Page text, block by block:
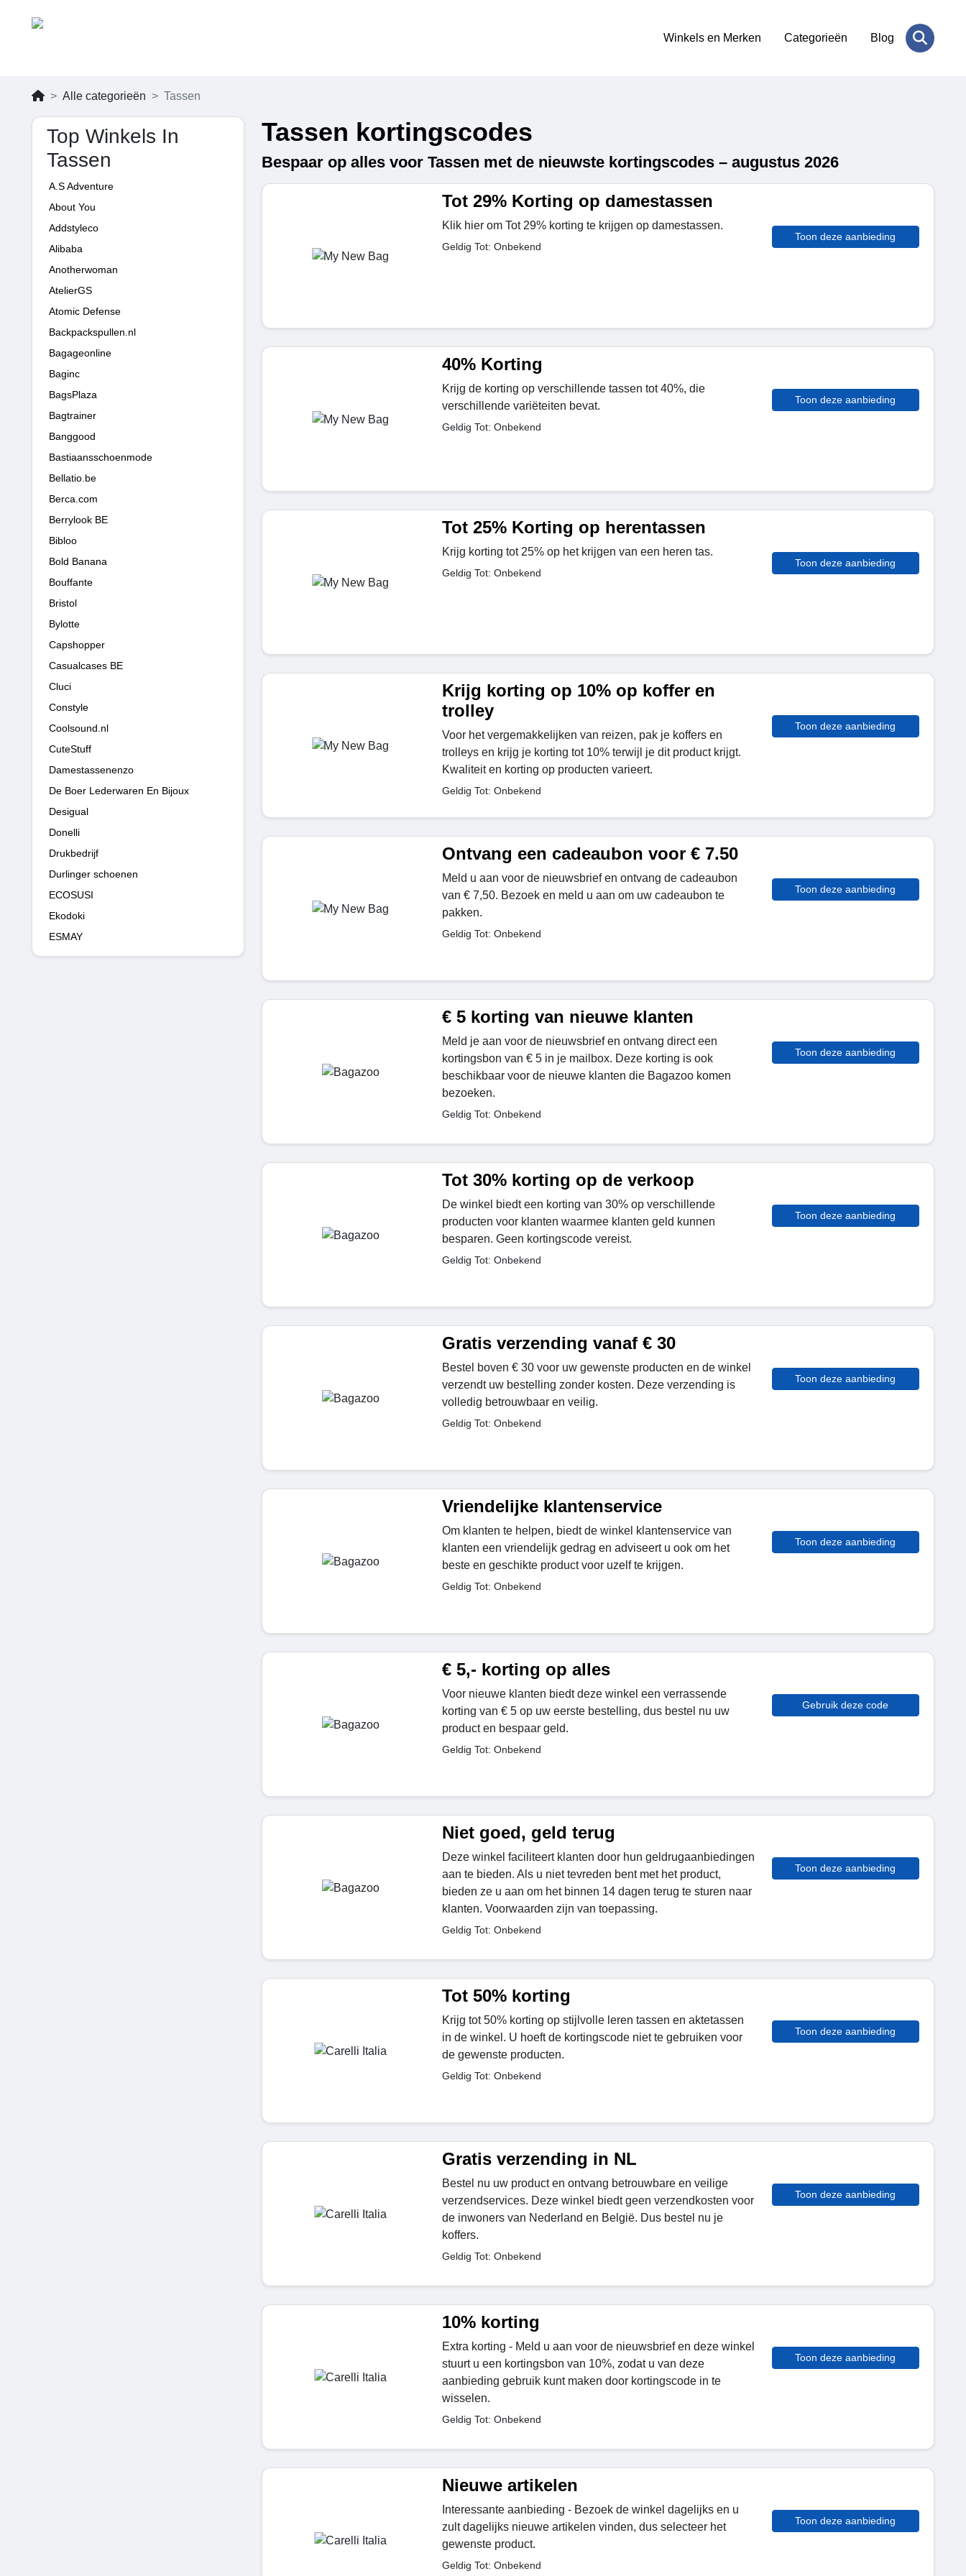
Winkels en Merken Categorieën Blog
Alle categorieën Tassen
Top Winkels In
Tassen
A.S Adventure
About You
Addstyleco
Alibaba
Anotherwoman
AtelierGS
Atomic Defense
Backpackspullen.nl
Bagageonline
Baginc
BagsPlaza
Bagtrainer
Banggood
Bastiaansschoenmode
Bellatio.be
Berca.com
Berrylook BE
Bibloo
Bold Banana
Bouffante
Bristol
Bylotte
Capshopper
Casualcases BE
Cluci
Constyle
Coolsound.nl
CuteStuff
Damestassenenzo
De Boer Lederwaren En Bijoux
Desigual
Donelli
Drukbedrijf
Durlinger schoenen
ECOSUSI
Ekodoki
ESMAY
Tassen kortingscodes
Bespaar op alles voor Tassen met de nieuwste kortingscodes – augustus 2026
Tot 29% Korting op damestassen
Klik hier om Tot 29% korting te krijgen op damestassen.
Geldig Tot: Onbekend
Toon deze aanbieding
40% Korting
Krijg de korting op verschillende tassen tot 40%, die
verschillende variëteiten bevat.
Geldig Tot: Onbekend
Toon deze aanbieding
Tot 25% Korting op herentassen
Krijg korting tot 25% op het krijgen van een heren tas.
Geldig Tot: Onbekend
Toon deze aanbieding
Krijg korting op 10% op koffer en
trolley
Voor het vergemakkelijken van reizen, pak je koffers en
trolleys en krijg je korting tot 10% terwijl je dit product krijgt.
Kwaliteit en korting op producten varieert.
Geldig Tot: Onbekend
Toon deze aanbieding
Ontvang een cadeaubon voor € 7.50
Meld u aan voor de nieuwsbrief en ontvang de cadeaubon
van € 7,50. Bezoek en meld u aan om uw cadeaubon te
pakken.
Geldig Tot: Onbekend
Toon deze aanbieding
€ 5 korting van nieuwe klanten
Meld je aan voor de nieuwsbrief en ontvang direct een
kortingsbon van € 5 in je mailbox. Deze korting is ook
beschikbaar voor de nieuwe klanten die Bagazoo komen
bezoeken.
Geldig Tot: Onbekend
Toon deze aanbieding
Tot 30% korting op de verkoop
De winkel biedt een korting van 30% op verschillende
producten voor klanten waarmee klanten geld kunnen
besparen. Geen kortingscode vereist.
Geldig Tot: Onbekend
Toon deze aanbieding
Gratis verzending vanaf € 30
Bestel boven € 30 voor uw gewenste producten en de winkel
verzendt uw bestelling zonder kosten. Deze verzending is
volledig betrouwbaar en veilig.
Geldig Tot: Onbekend
Toon deze aanbieding
Vriendelijke klantenservice
Om klanten te helpen, biedt de winkel klantenservice van
klanten een vriendelijk gedrag en adviseert u ook om het
beste en geschikte product voor uzelf te krijgen.
Geldig Tot: Onbekend
Toon deze aanbieding
€ 5,- korting op alles
Voor nieuwe klanten biedt deze winkel een verrassende
korting van € 5 op uw eerste bestelling, dus bestel nu uw
product en bespaar geld.
Geldig Tot: Onbekend
Gebruik deze code
Niet goed, geld terug
Deze winkel faciliteert klanten door hun geldrugaanbiedingen
aan te bieden. Als u niet tevreden bent met het product,
bieden ze u aan om het binnen 14 dagen terug te sturen naar
klanten. Voorwaarden zijn van toepassing.
Geldig Tot: Onbekend
Toon deze aanbieding
Tot 50% korting
Krijg tot 50% korting op stijlvolle leren tassen en aktetassen
in de winkel. U hoeft de kortingscode niet te gebruiken voor
de gewenste producten.
Geldig Tot: Onbekend
Toon deze aanbieding
Gratis verzending in NL
Bestel nu uw product en ontvang betrouwbare en veilige
verzendservices. Deze winkel biedt geen verzendkosten voor
de inwoners van Nederland en België. Dus bestel nu je
koffers.
Geldig Tot: Onbekend
Toon deze aanbieding
10% korting
Extra korting - Meld u aan voor de nieuwsbrief en deze winkel
stuurt u een kortingsbon van 10%, zodat u van deze
aanbieding gebruik kunt maken door kortingscode in te
wisselen.
Geldig Tot: Onbekend
Toon deze aanbieding
Nieuwe artikelen
Interessante aanbieding - Bezoek de winkel dagelijks en u
zult dagelijks nieuwe artikelen vinden, dus selecteer het
gewenste product.
Geldig Tot: Onbekend
Toon deze aanbieding